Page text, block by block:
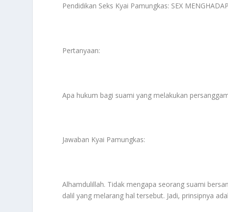
Pendidikan Seks Kyai Pamungkas: SEX
Pertanyaan:
Apa hukum bagi suami yang melakukan
Jawaban Kyai Pamungkas:
Alhamdulillah. Tidak mengapa seorang suami
dalil yang melarang hal tersebut. Jadi, prinsipnya